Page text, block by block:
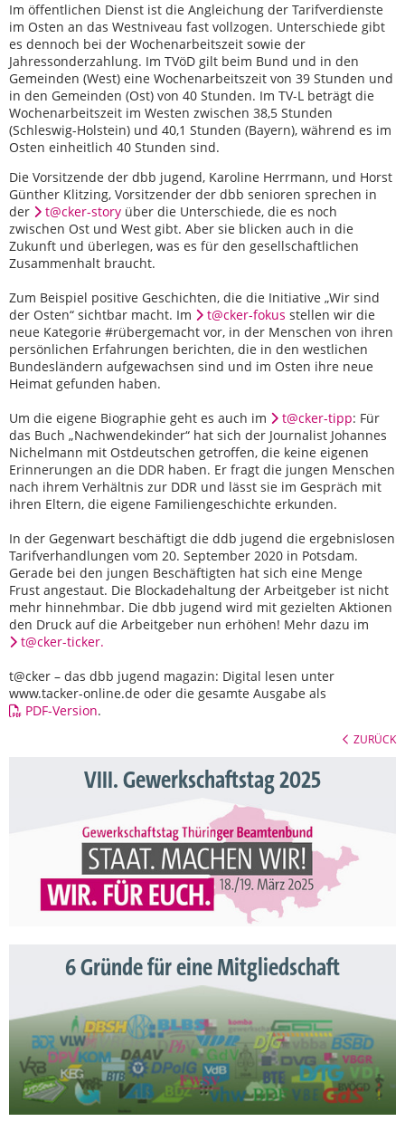
Im öffentlichen Dienst ist die Angleichung der Tarifverdienste
im Osten an das Westniveau fast vollzogen. Unterschiede gibt
es dennoch bei der Wochenarbeitszeit sowie der
Jahressonderzahlung. Im TVöD gilt beim Bund und in den
Gemeinden (West) eine Wochenarbeitszeit von 39 Stunden und
in den Gemeinden (Ost) von 40 Stunden. Im TV-L beträgt die
Wochenarbeitszeit im Westen zwischen 38,5 Stunden
(Schleswig-Holstein) und 40,1 Stunden (Bayern), während es im
Osten einheitlich 40 Stunden sind.
Die Vorsitzende der dbb jugend, Karoline Herrmann, und Horst
Günther Klitzing, Vorsitzender der dbb senioren sprechen in
der
t@cker-story über die Unterschiede, die es noch
zwischen Ost und West gibt. Aber sie blicken auch in die
Zukunft und überlegen, was es für den gesellschaftlichen
Zusammenhalt braucht.
Zum Beispiel positive Geschichten, die die Initiative „Wir sind
der Osten“ sichtbar macht. Im
t@cker-fokus stellen wir die
neue Kategorie #rübergemacht vor, in der Menschen von ihren
persönlichen Erfahrungen berichten, die in den westlichen
Bundesländern aufgewachsen sind und im Osten ihre neue
Heimat gefunden haben.
Um die eigene Biographie geht es auch im
t@cker-tipp: Für
das Buch „Nachwendekinder“ hat sich der Journalist Johannes
Nichelmann mit Ostdeutschen getroffen, die keine eigenen
Erinnerungen an die DDR haben. Er fragt die jungen Menschen
nach ihrem Verhältnis zur DDR und lässt sie im Gespräch mit
ihren Eltern, die eigene Familiengeschichte erkunden.
In der Gegenwart beschäftigt die ddb jugend die ergebnislosen
Tarifverhandlungen vom 20. September 2020 in Potsdam.
Gerade bei den jungen Beschäftigten hat sich eine Menge
Frust angestaut. Die Blockadehaltung der Arbeitgeber ist nicht
mehr hinnehmbar. Die dbb jugend wird mit gezielten Aktionen
den Druck auf die Arbeitgeber nun erhöhen! Mehr dazu im
t@cker-ticker.
t@cker – das dbb jugend magazin: Digital lesen unter
www.tacker-online.de oder die gesamte Ausgabe als
PDF-Version.
ZURÜCK
VIII. Gewerkschaftstag 2025
6 Gründe für eine Mitgliedschaft